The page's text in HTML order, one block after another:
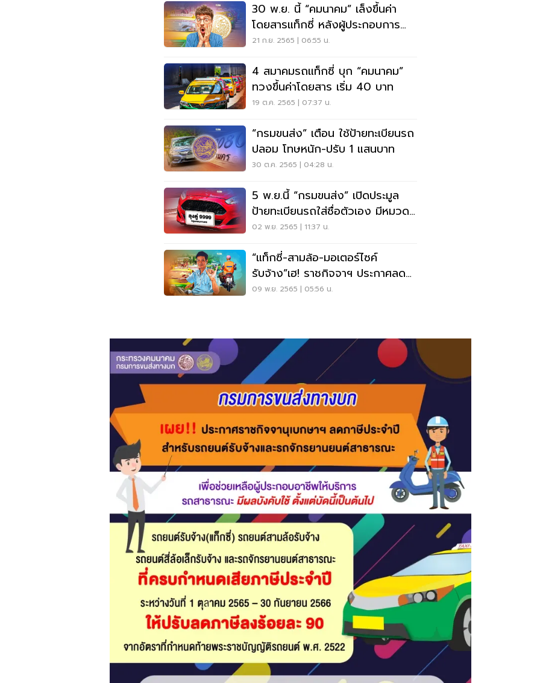
30 พ.ย. นี้ “คมนาคม” เล็งขึ้นค่า
โดยสารแท็กซี่ หลังผู้ประกอบการ
แบกต้นทุนอ่วม
21 ก.ย. 2565 | 06:55 น.
4 สมาคมรถแท็กซี่ บุก “คมนาคม”
ทวงขึ้นค่าโดยสาร เริ่ม 40 บาท
19 ต.ค. 2565 | 07:37 น.
“กรมขนส่ง” เตือน ใช้ป้ายทะเบียนรถ
ปลอม โทษหนัก-ปรับ 1 แสนบาท
30 ต.ค. 2565 | 04:28 น.
5 พ.ย.นี้ “กรมขนส่ง” เปิดประมูล
ป้ายทะเบียนรถใส่ชื่อตัวเอง มีหมวด
ไหนบ้าง
02 พ.ย. 2565 | 11:37 น.
“แท็กซี่-สามล้อ-มอเตอร์ไซค์
รับจ้าง”เฮ! ราชกิจจาฯ ประกาศลด
ภาษีประจำปี 90%
09 พ.ย. 2565 | 05:56 น.